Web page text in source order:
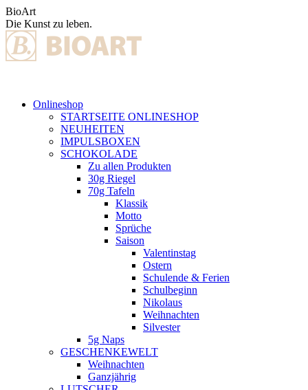
Zum
Inhalt
springen
BioArt
Die Kunst zu leben.
Onlineshop
STARTSEITE ONLINESHOP
NEUHEITEN
IMPULSBOXEN
SCHOKOLADE
Zu allen Produkten
30g Riegel
70g Tafeln
Klassik
Motto
Sprüche
Saison
Valentinstag
Ostern
Schulende & Ferien
Schulbeginn
Nikolaus
Weihnachten
Silvester
5g Naps
GESCHENKEWELT
Weihnachten
Ganzjährig